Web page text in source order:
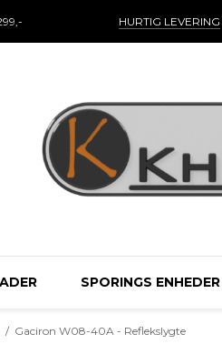
HURTIG LEVERING
SPORINGS ENHEDER
/ Gaciron W08-40A - Reflekslygte